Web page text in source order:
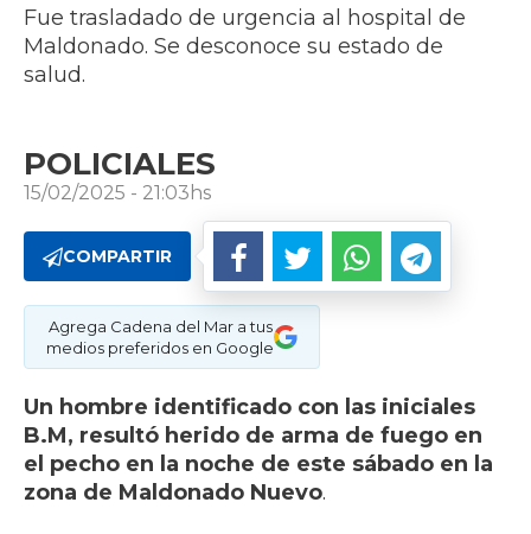
Fue trasladado de urgencia al hospital de
Maldonado. Se desconoce su estado de
salud.
POLICIALES
15/02/2025 - 21:03hs
COMPARTIR
Agrega Cadena del Mar a tus
medios preferidos en Google
Un hombre identificado con las iniciales
B.M, resultó herido de arma de fuego en
el pecho en la noche de este sábado en la
zona de Maldonado Nuevo.